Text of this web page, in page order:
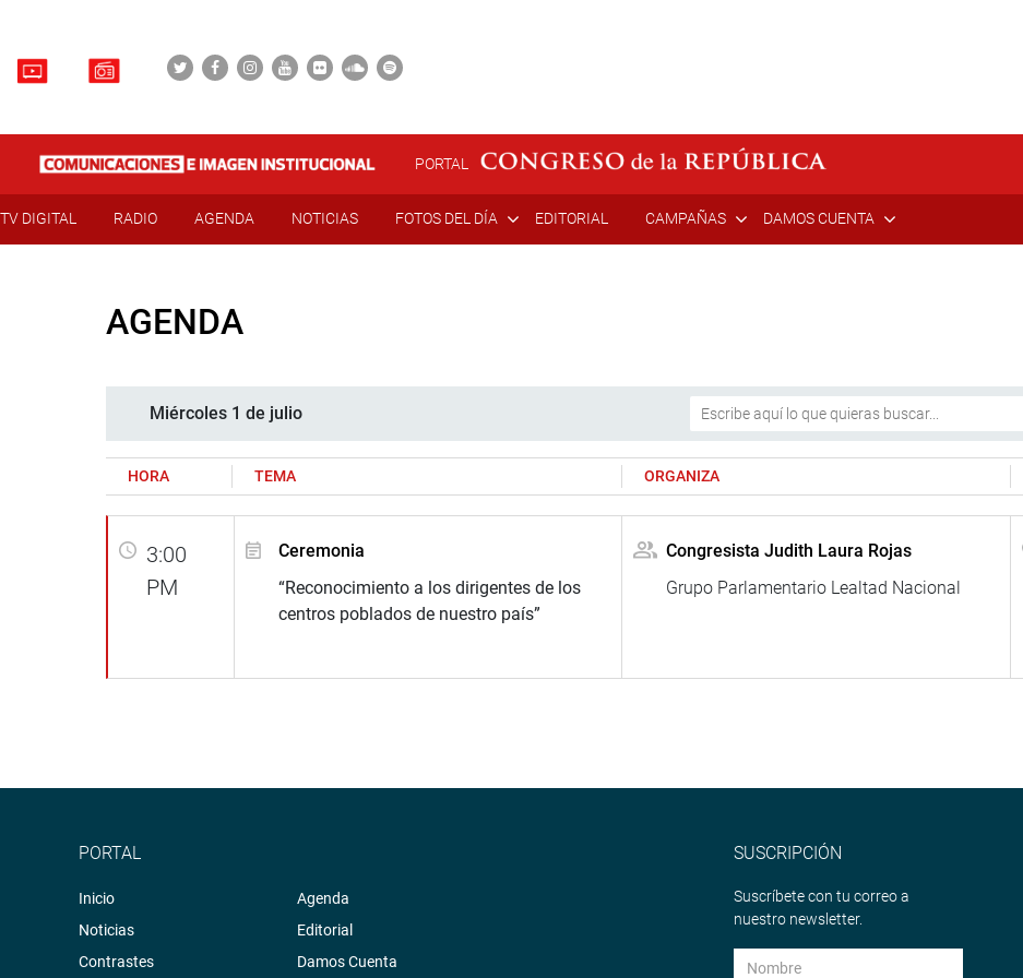
PORTAL
TV DIGITAL RADIO AGENDA NOTICIAS FOTOS DEL DÍA EDITORIAL CAMPAÑAS DAMOS CUENTA
AGENDA
Miércoles 1 de julio
HORA TEMA ORGANIZA
3:00
PM
Ceremonia
“Reconocimiento a los dirigentes de los
centros poblados de nuestro país”
Congresista Judith Laura Rojas
Grupo Parlamentario Lealtad Nacional
PORTAL
Inicio
Noticias
Contrastes
Agenda
Editorial
Damos Cuenta
SUSCRIPCIÓN
Suscríbete con tu correo a
nuestro newsletter.